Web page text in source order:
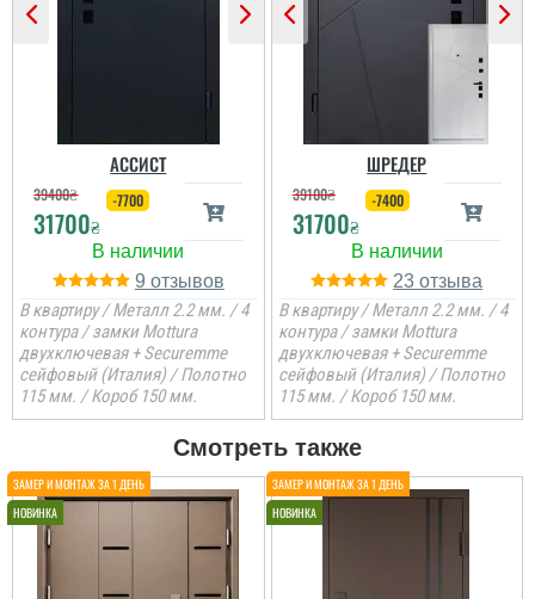
АССИСТ
39400₴
31700₴
-7700
9
В квартиру / Металл 2.2 мм. / 4
контура / замки Mottura
двухключевая + Securemme
сейфовый (Италия) / Полотно
115 мм. / Короб 150 мм.
ШРЕДЕР
39100₴
31700₴
-7400
23
В квартиру / Металл 2.2 мм. / 4
контура / замки Mottura
двухключевая + Securemme
сейфовый (Италия) / Полотно
115 мм. / Короб 150 мм.
Смотреть также